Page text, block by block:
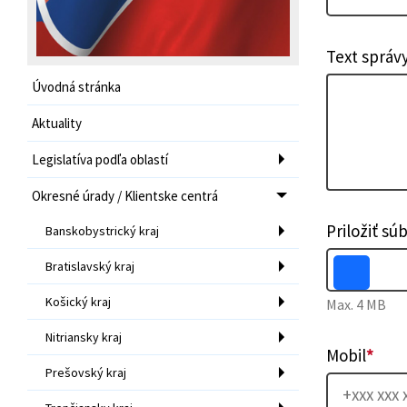
Úvodná stránka
Aktuality
Legislatíva podľa oblastí
Okresné úrady / Klientske centrá
Banskobystrický kraj
Bratislavský kraj
Košický kraj
Nitriansky kraj
Prešovský kraj
Text
Priložiť
Max. 4 MB
Mobil*